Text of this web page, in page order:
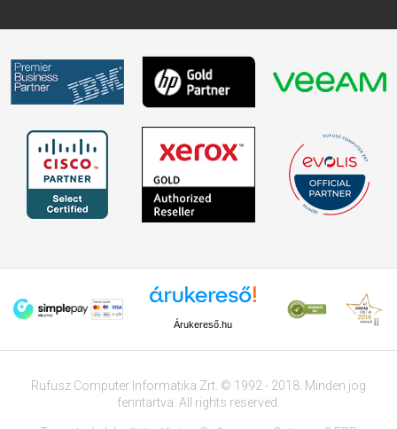
Árukereső.hu
Rufusz Computer Informatika Zrt. © 1992 - 2018. Minden jog
fenntartva. All rights reserved.